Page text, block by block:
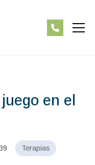
en el
Terapias